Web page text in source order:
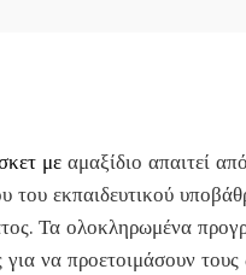
με αμαξίδιο απαιτεί
του εκπαιδευτικού
Τα ολοκληρωμένα
για να προετοιμάσουν